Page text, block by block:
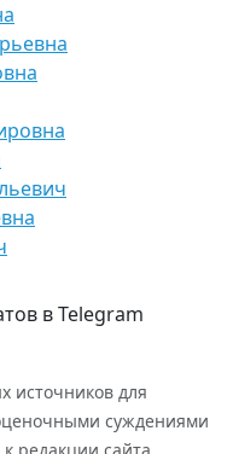
в Telegram
источников для
суждениями